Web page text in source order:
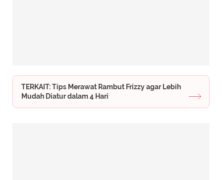
TERKAIT: Tips Merawat Rambut Frizzy agar Lebih
Mudah Diatur dalam 4 Hari